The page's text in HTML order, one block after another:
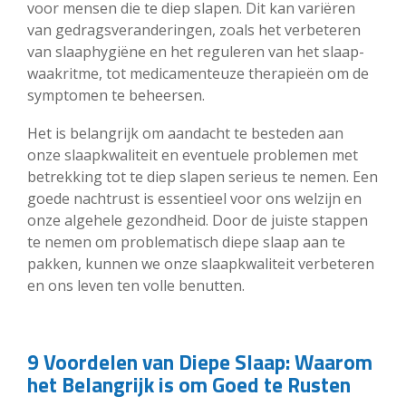
voor mensen die te diep slapen. Dit kan variëren
van gedragsveranderingen, zoals het verbeteren
van slaaphygiëne en het reguleren van het slaap-
waakritme, tot medicamenteuze therapieën om de
symptomen te beheersen.
Het is belangrijk om aandacht te besteden aan
onze slaapkwaliteit en eventuele problemen met
betrekking tot te diep slapen serieus te nemen. Een
goede nachtrust is essentieel voor ons welzijn en
onze algehele gezondheid. Door de juiste stappen
te nemen om problematisch diepe slaap aan te
pakken, kunnen we onze slaapkwaliteit verbeteren
en ons leven ten volle benutten.
9 Voordelen van Diepe Slaap: Waarom
het Belangrijk is om Goed te Rusten